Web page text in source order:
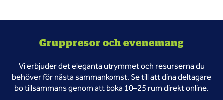
Gruppresor och evenemang
Vi erbjuder det eleganta utrymmet och resurserna du
behöver för nästa sammankomst. Se till att dina deltagare
bo tillsammans genom att boka 10–25 rum direkt online.